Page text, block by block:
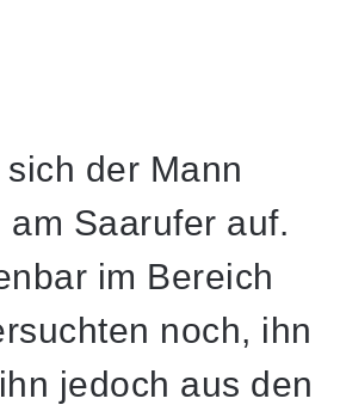
der Mann
Saarufer auf.
im Bereich
noch, ihn
jedoch aus den